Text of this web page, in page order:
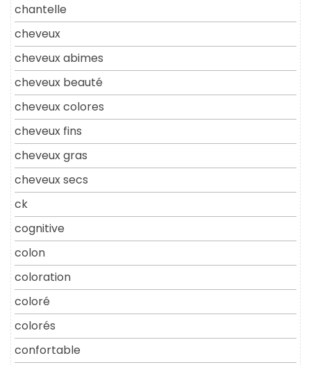
chantelle
cheveux
cheveux abimes
cheveux beauté
cheveux colores
cheveux fins
cheveux gras
cheveux secs
ck
cognitive
colon
coloration
coloré
colorés
confortable